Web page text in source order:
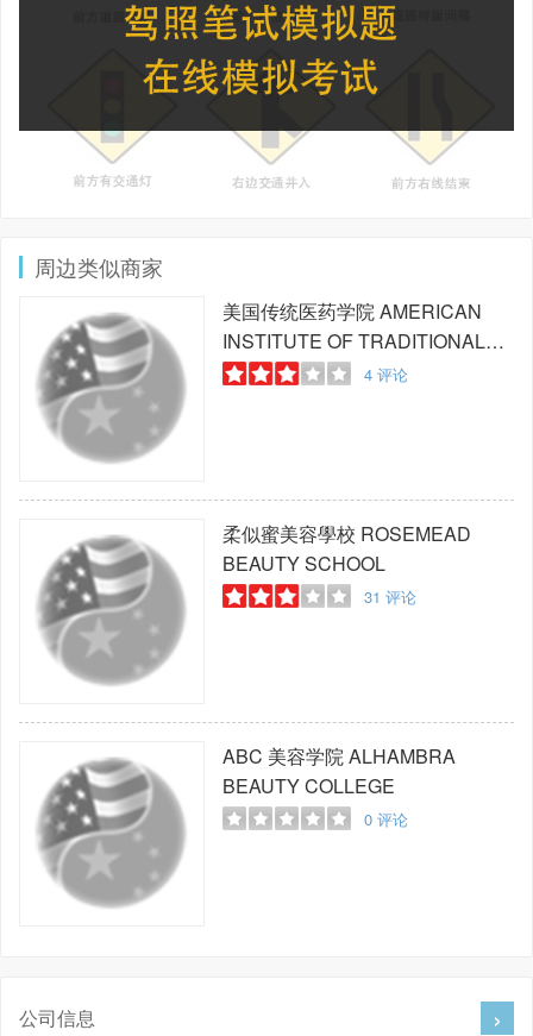
周边类似商家
美国传统医药学院AMERICAN
INSTITUTE OF TRADITIONAL
MEDICAL
4评论
柔似蜜美容學校 ROSEMEAD
BEAUTY SCHOOL
31 评论
ABC 美容学院ALHAMBRA
BEAUTY COLLEGE
0评论
公司信息